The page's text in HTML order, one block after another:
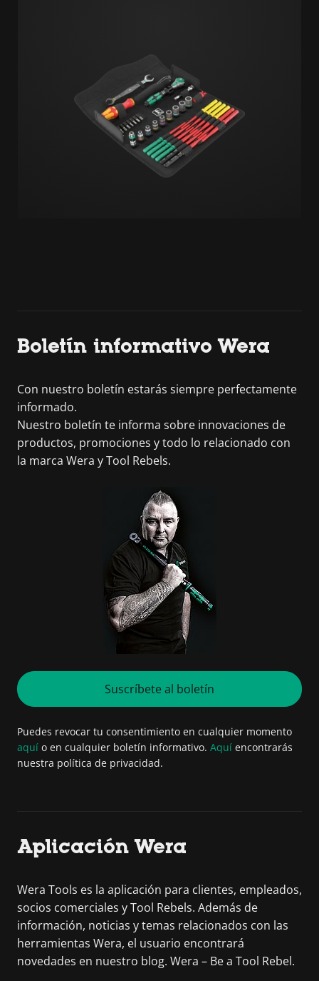
Boletín informativo Wera
Con nuestro boletín estarás siempre perfectamente
informado.
Nuestro boletín te informa sobre innovaciones de
productos, promociones y todo lo relacionado con
la marca Wera y Tool Rebels.
Suscríbete al boletín
Puedes revocar tu consentimiento en cualquier momento
aquí o en cualquier boletín informativo. Aquí encontrarás
nuestra política de privacidad.
Aplicación Wera
Wera Tools es la aplicación para clientes, empleados,
socios comerciales y Tool Rebels. Además de
información, noticias y temas relacionados con las
herramientas Wera, el usuario encontrará
novedades en nuestro blog. Wera – Be a Tool Rebel.